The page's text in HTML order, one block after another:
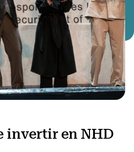
invertir en NHD